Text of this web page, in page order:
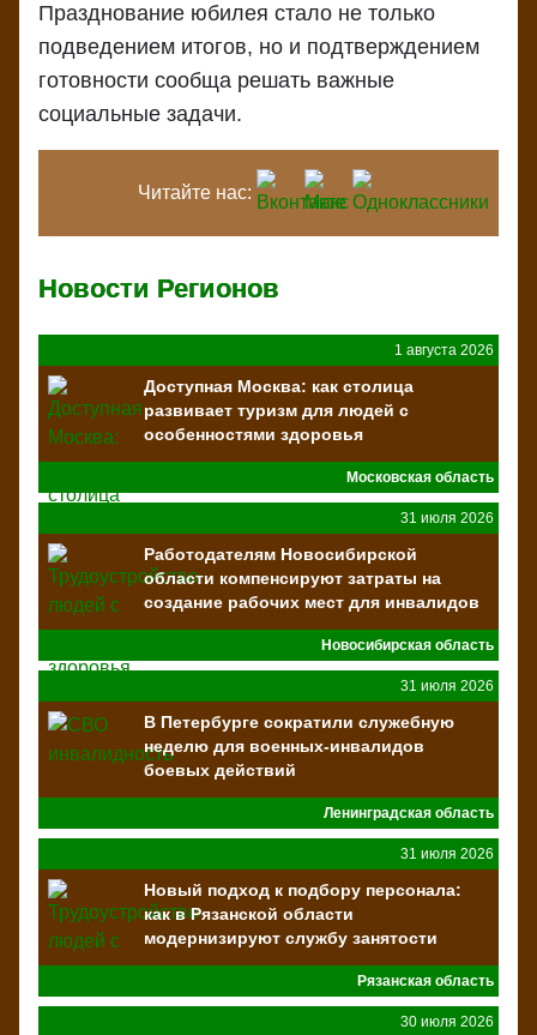
Празднование юбилея стало не только
подведением итогов, но и подтверждением
готовности сообща решать важные
социальные задачи.
Читайте нас:
Новости Регионов
1 августа 2026
Доступная Москва: как столица
развивает туризм для людей с
особенностями здоровья
Московская область
31 июля 2026
Работодателям Новосибирской
области компенсируют затраты на
создание рабочих мест для инвалидов
и ветеранов СВО
Новосибирская область
31 июля 2026
В Петербурге сократили служебную
неделю для военных-инвалидов
боевых действий
Ленинградская область
31 июля 2026
Новый подход к подбору персонала:
как в Рязанской области
модернизируют службу занятости
Рязанская область
30 июля 2026